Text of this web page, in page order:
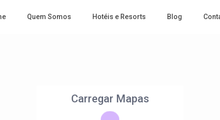
Quem Somos Hotéis e Resorts Blog
Carregar Mapas